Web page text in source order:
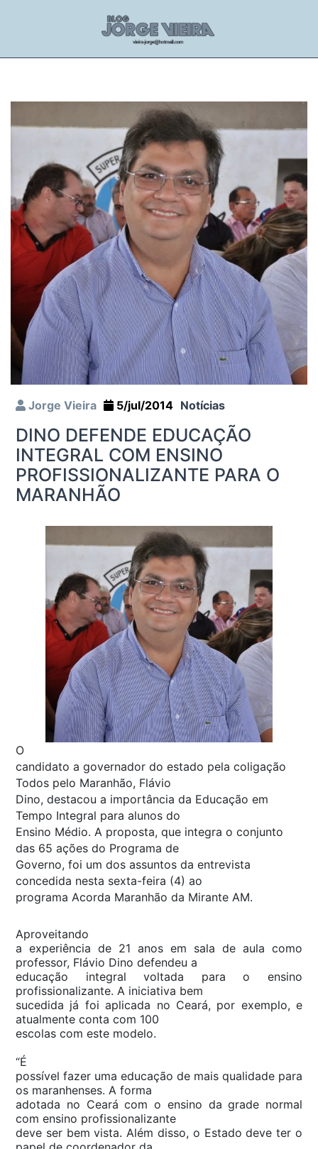
Jorge Vieira 5/jul/2014 Notícias
DINO DEFENDE EDUCAÇÃO
INTEGRAL COM ENSINO
PROFISSIONALIZANTE PARA O
MARANHÃO
O
candidato a governador do estado pela coligação
Todos pelo Maranhão, Flávio
Dino, destacou a importância da Educação em
Tempo Integral para alunos do
Ensino Médio. A proposta, que integra o conjunto
das 65 ações do Programa de
Governo, foi um dos assuntos da entrevista
concedida nesta sexta-feira (4) ao
programa Acorda Maranhão da Mirante AM.
Aproveitando
a experiência de 21 anos em sala de aula como
professor, Flávio Dino defendeu a
educação integral voltada para o ensino
profissionalizante. A iniciativa bem
sucedida já foi aplicada no Ceará, por exemplo, e
atualmente conta com 100
escolas com este modelo.
“É
possível fazer uma educação de mais qualidade para
os maranhenses. A forma
adotada no Ceará com o ensino da grade normal
com ensino profissionalizante
deve ser bem vista. Além disso, o Estado deve ter o